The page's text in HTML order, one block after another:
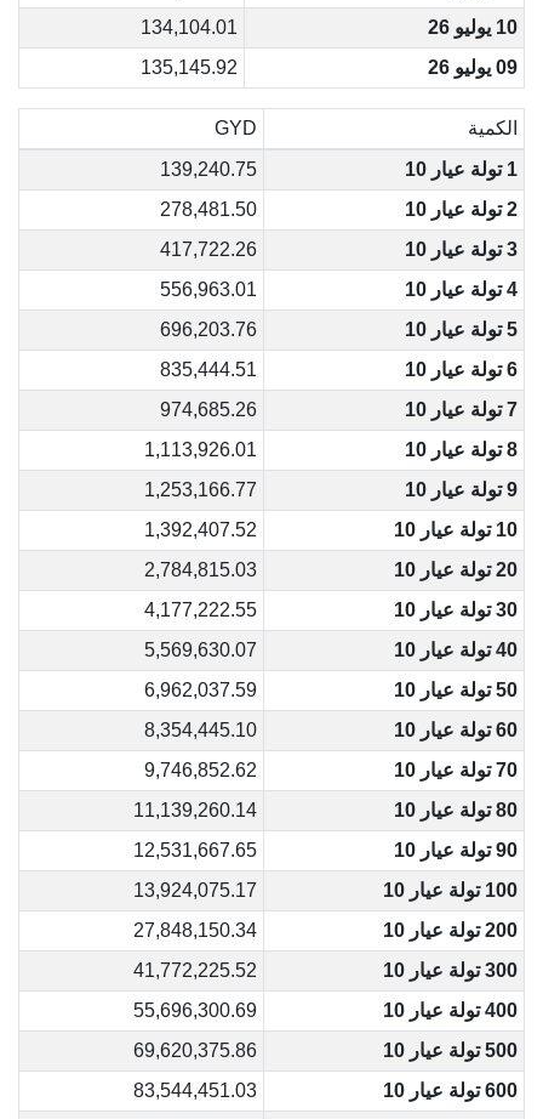
10 يوليو 26
134,104.01
09 يوليو 26
135,145.92
الكمية
GYD
1 تولة عيار 10
139,240.75
2 تولة عيار 10
278,481.50
3 تولة عيار 10
417,722.26
4 تولة عيار 10
556,963.01
5 تولة عيار 10
696,203.76
6 تولة عيار 10
835,444.51
7 تولة عيار 10
974,685.26
8 تولة عيار 10
1,113,926.01
9 تولة عيار 10
1,253,166.77
10 تولة عيار 10
1,392,407.52
20 تولة عيار 10
2,784,815.03
30 تولة عيار 10
4,177,222.55
40 تولة عيار 10
5,569,630.07
50 تولة عيار 10
6,962,037.59
60 تولة عيار 10
8,354,445.10
70 تولة عيار 10
9,746,852.62
80 تولة عيار 10
11,139,260.14
90 تولة عيار 10
12,531,667.65
100 تولة عيار 10
13,924,075.17
200 تولة عيار 10
27,848,150.34
300 تولة عيار 10
41,772,225.52
400 تولة عيار 10
55,696,300.69
500 تولة عيار 10
69,620,375.86
600 تولة عيار 10
83,544,451.03